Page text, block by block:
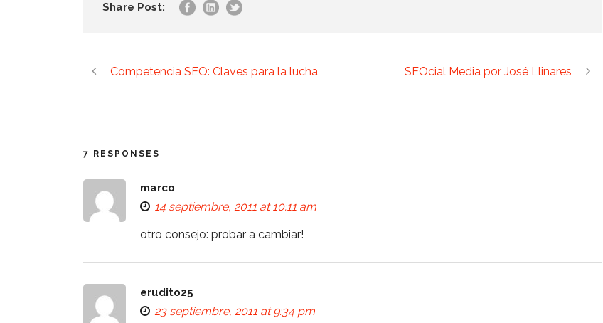
Share Post:
Competencia SEO: Claves para la lucha SEOcial Media por José Llinares
7 RESPONSES
marco
14 septiembre, 2011 at 10:11 am
otro consejo: probar a cambiar!
erudito25
23 septiembre, 2011 at 9:34 pm